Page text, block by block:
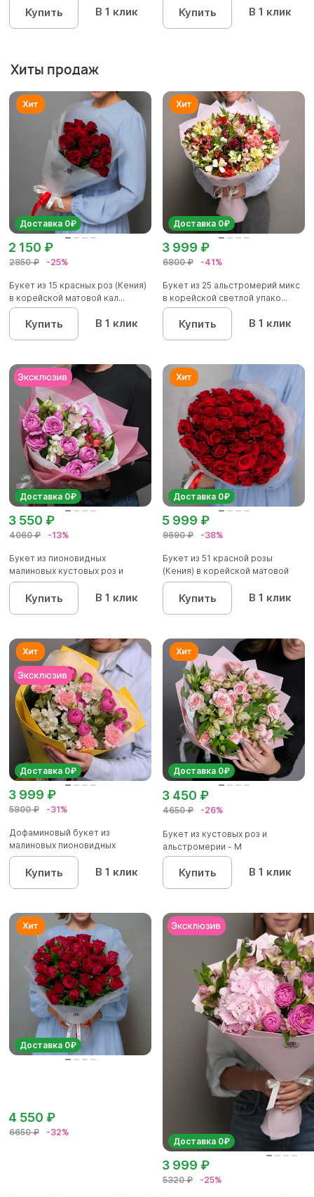
Купить В 1 клик Купить В 1 клик
Хиты продаж
Доставка 0₽
2850 ₽ -25%
2 150 ₽
Букет из 15 красных роз (Кения)
в корейской матовой кал...
Купить В 1 клик
Доставка 0₽
6800 ₽ -41%
3 999 ₽
Букет из 25 альстромерий микс
в корейской светлой упако...
Купить В 1 клик
Доставка 0₽
4060 ₽ -13%
3 550 ₽
Букет из пионовидных
малиновых кустовых роз и
альстроме...
Купить В 1 клик
Доставка 0₽
9690 ₽ -38%
5 999 ₽
Букет из 51 красной розы
(Кения) в корейской матовой
уп...
Купить В 1 клик
Доставка 0₽
5800 ₽ -31%
3 999 ₽
Дофаминовый букет из
малиновых пионовидных
кустовых роз...
Купить В 1 клик
Доставка 0₽
4650 ₽ -26%
3 450 ₽
Букет из кустовых роз и
альстромерии - М
Купить В 1 клик
Доставка 0₽
6650 ₽ -32%
4 550 ₽
Доставка 0₽
5320 ₽ -25%
3 999 ₽